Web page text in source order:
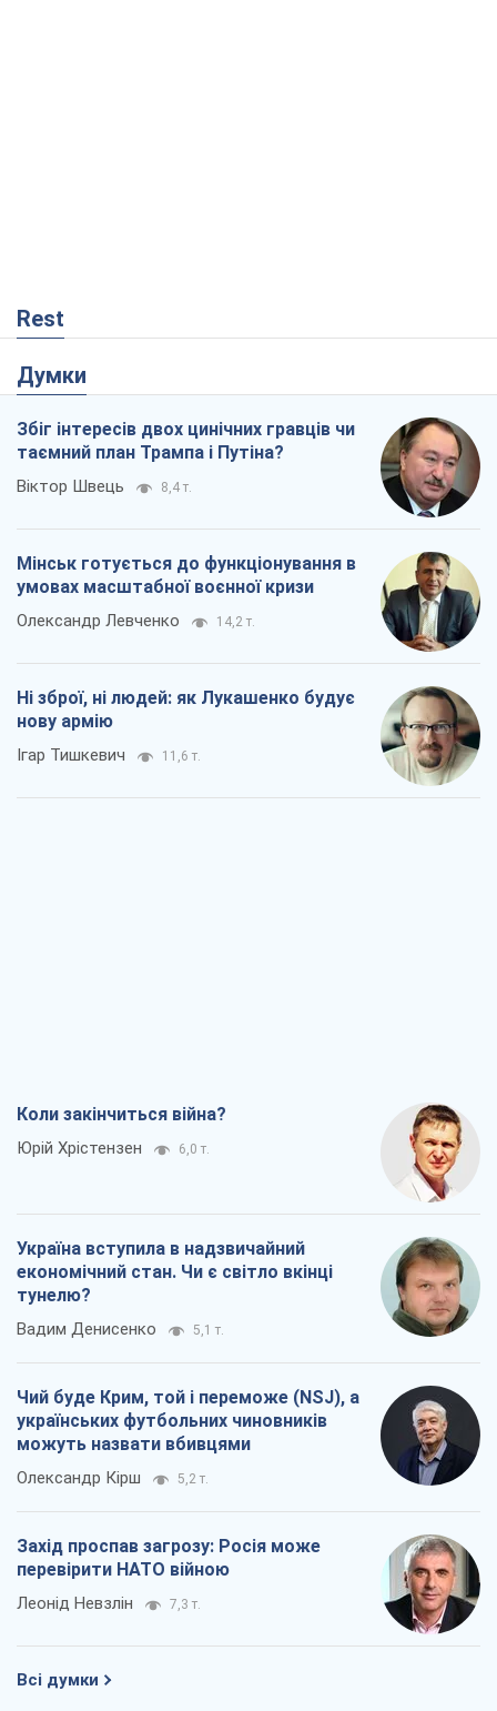
Rest
Думки
Збіг інтересів двох цинічних гравців чи
таємний план Трампа і Путіна?
Віктор Швець 8,4 т.
Мінськ готується до функціонування в
умовах масштабної воєнної кризи
Олександр Левченко 14,2 т.
Ні зброї, ні людей: як Лукашенко будує
нову армію
Ігар Тишкевич 11,6 т.
Коли закінчиться війна?
Юрій Хрістензен 6,0 т.
Україна вступила в надзвичайний
економічний стан. Чи є світло вкінці
тунелю?
Вадим Денисенко 5,1 т.
Чий буде Крим, той і переможе (NSJ), а
українських футбольних чиновників
можуть назвати вбивцями
Олександр Кірш 5,2 т.
Захід проспав загрозу: Росія може
перевірити НАТО війною
Леонід Невзлін 7,3 т.
Всі думки